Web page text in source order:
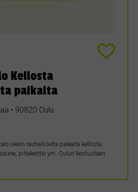
Kellosta
paikalta
• 90820 Oulu
oikein rauhalliselta paikalta kellosta.
pihakeittiö ym. Oulun kestustaan